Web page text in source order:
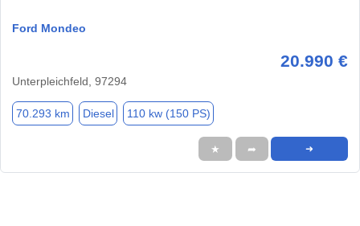
Ford Mondeo
20.990 €
Unterpleichfeld, 97294
70.293 km Diesel 110 kw (150 PS)
★ ➦ ➜